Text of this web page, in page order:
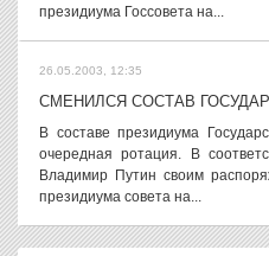
президиума Госсовета на...
26.05.2003, 12:35
СМЕНИЛСЯ СОСТАВ
В составе президиума
очередная ротация. В
Владимир Путин своим
президиума совета на...